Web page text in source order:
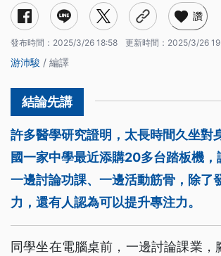
讚
發布時間： 2025/3/26 18:58 更新時間： 2025/3/26
游沛駿 / 編譯
許多醫學研究證明，太長時間久坐對
國一家中學最近添購20多台踏板機，
一邊討論功課、一邊活動筋骨，除了
力，還有人認為可以提升專注力。
同學坐在電腦桌前，一邊討論課業，